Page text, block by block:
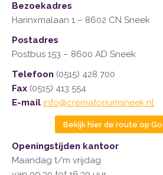
Bezoekadres
Harinxmalaan 1 – 8602 CN Sneek
Postadres
Postbus 153 – 8600 AD Sneek
Telefoon (0515) 428 700
Fax (0515) 413 554
E-mail info@crematoriumsneek.nl
Bekijk hier de route op
Openingstijden kantoor
Maandag t/m vrijdag